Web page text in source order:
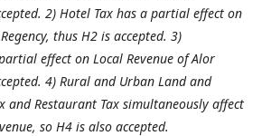
2) Hotel Tax has a partial effect on
thus H2 is accepted. 3)
effect on Local Revenue of Alor
4) Rural and Urban Land and
and Restaurant Tax simultaneously affect
so H4 is also accepted.